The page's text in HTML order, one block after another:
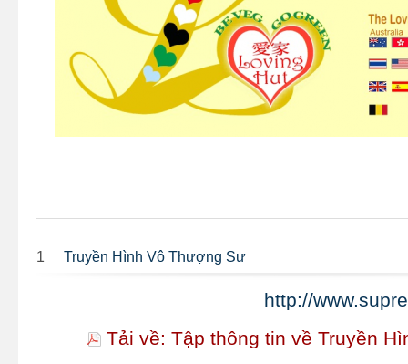
1 Truyền Hình Vô Thượng Sư
http://
Tải về: Tập thông tin về Truyền